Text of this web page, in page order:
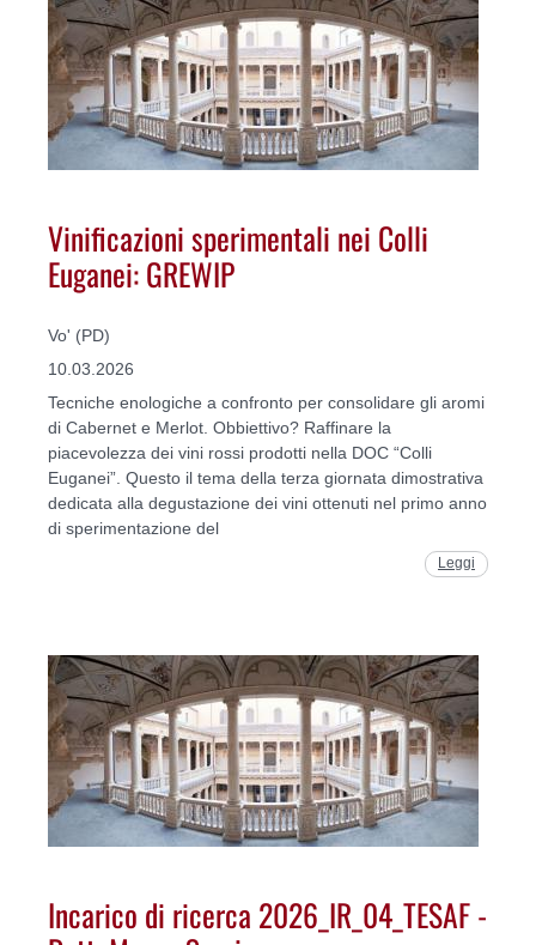
Vinificazioni sperimentali nei Colli
Euganei: GREWIP
Vo' (PD)
10.03.2026
Tecniche enologiche a confronto per consolidare gli aromi
di Cabernet e Merlot. Obbiettivo? Raffinare la
piacevolezza dei vini rossi prodotti nella DOC “Colli
Euganei”. Questo il tema della terza giornata dimostrativa
dedicata alla degustazione dei vini ottenuti nel primo anno
di sperimentazione del
Leggi
Incarico di ricerca 2026_IR_04_TESAF -